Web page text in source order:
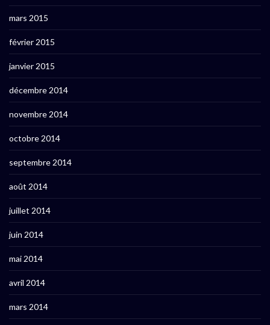
mars 2015
février 2015
janvier 2015
décembre 2014
novembre 2014
octobre 2014
septembre 2014
août 2014
juillet 2014
juin 2014
mai 2014
avril 2014
mars 2014